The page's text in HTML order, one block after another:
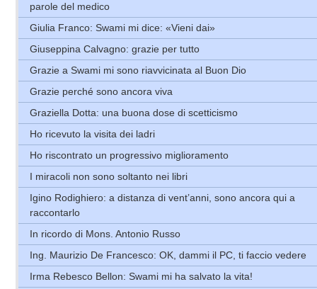
parole del medico
Giulia Franco: Swami mi dice: «Vieni dai»
Giuseppina Calvagno: grazie per tutto
Grazie a Swami mi sono riavvicinata al Buon Dio
Grazie perché sono ancora viva
Graziella Dotta: una buona dose di scetticismo
Ho ricevuto la visita dei ladri
Ho riscontrato un progressivo miglioramento
I miracoli non sono soltanto nei libri
Igino Rodighiero: a distanza di vent’anni, sono ancora qui a
raccontarlo
In ricordo di Mons. Antonio Russo
Ing. Maurizio De Francesco: OK, dammi il PC, ti faccio vedere
Irma Rebesco Bellon: Swami mi ha salvato la vita!